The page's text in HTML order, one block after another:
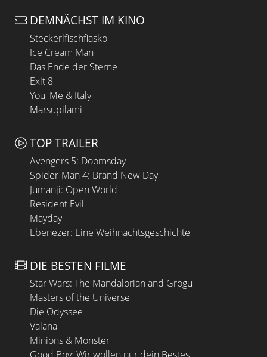
DEMNÄCHST IM KINO
Steckerlfischfiasko
Ice Cream Man
Das Ende der Sterne
Exit 8
You, Me & Italy
Marsupilami
TOP TRAILER
Avengers 5: Doomsday
Spider-Man 4: Brand New Day
Jumanji: Open World
Resident Evil
Mayday
Ebenezer: Eine Weihnachtsgeschichte
DIE BESTEN FILME
Star Wars: The Mandalorian and Grogu
Masters of the Universe
Die Odyssee
Vaiana
Minions & Monster